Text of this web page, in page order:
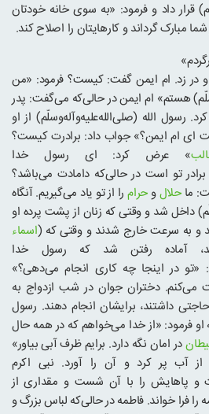
قرار داد و فرمود: «به سوی خانه خودتان
مبارک گرداند و کارهایتان را اصلاح کند.
در زد. ‌ام ایمن گفت: کیست؟ فرمود: «من
هستم» ام ایمن در حالی‌که می‌گفت: پدر
رسول الله (صلی‌الله‌علیه‌و‌آله‌وسلّم) از او
ای‌ ام ایمن؟» جواب داد: برادرت کیست؟
» عرض کرد: ‌ای رسول خدا
برادر تو است در حالی‌که دامادت می‌باشد؟
ماحلالوحرامرا از تو یاد می‌گیریم. آنگاه
داخل شد و وقتی که زنان از پشت پرده او
و به سرعت خارج شدند و وقتی که (اسماء
آماده رفتن شد که رسول خدا
«تو در اینجا چه کاری انجام می‌دهی؟»
دختران جوان در شب ازدواج به
داشتند، برایشان انجام دهند. رسول
او فرمود: «از خدا می‌خواهم که در همه حال
در امان نگه دارد. برایم ظرف آبی بیاور»
آب پر کرد و آن را آورد. نبی اکرم
و پاهایش را با آن شست و مقداری از
فرا خواند. فاطمه در حالی‌که لباس بزرگ و